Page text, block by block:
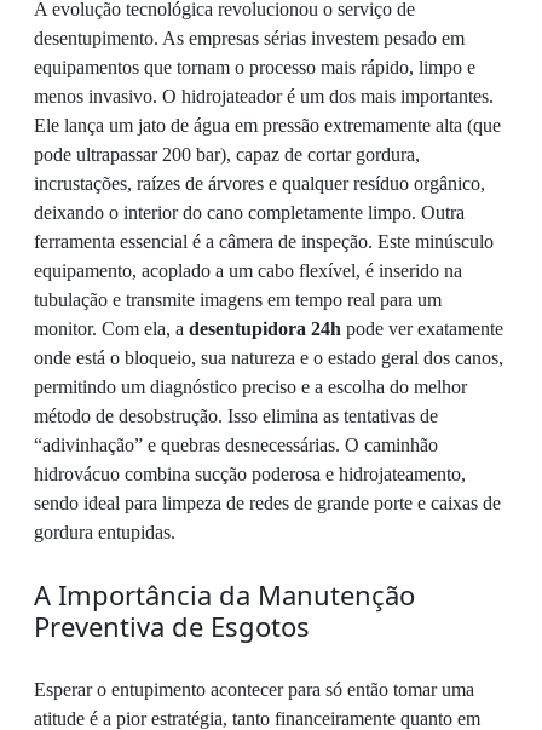
A evolução tecnológica revolucionou o serviço de
desentupimento. As empresas sérias investem pesado em
equipamentos que tornam o processo mais rápido, limpo e
menos invasivo. O hidrojateador é um dos mais importantes.
Ele lança um jato de água em pressão extremamente alta (que
pode ultrapassar 200 bar), capaz de cortar gordura,
incrustações, raízes de árvores e qualquer resíduo orgânico,
deixando o interior do cano completamente limpo. Outra
ferramenta essencial é a câmera de inspeção. Este minúsculo
equipamento, acoplado a um cabo flexível, é inserido na
tubulação e transmite imagens em tempo real para um
monitor. Com ela, a desentupidora 24h pode ver exatamente
onde está o bloqueio, sua natureza e o estado geral dos canos,
permitindo um diagnóstico preciso e a escolha do melhor
método de desobstrução. Isso elimina as tentativas de
“adivinhação” e quebras desnecessárias. O caminhão
hidrovácuo combina sucção poderosa e hidrojateamento,
sendo ideal para limpeza de redes de grande porte e caixas de
gordura entupidas.
A Importância da Manutenção
Preventiva de Esgotos
Esperar o entupimento acontecer para só então tomar uma
atitude é a pior estratégia, tanto financeiramente quanto em